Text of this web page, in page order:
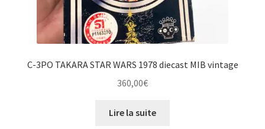
C-3PO TAKARA STAR WARS 1978 diecast MIB vintage
360,00€
Lire la suite